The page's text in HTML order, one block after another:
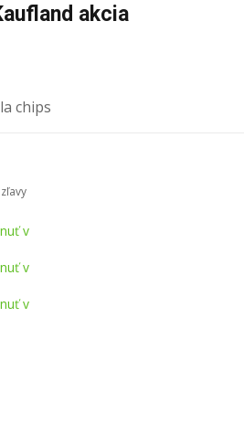
akcia
chips
v
v
v